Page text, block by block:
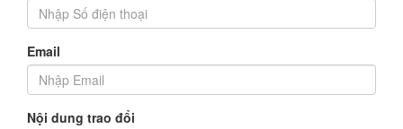
Email
Nội dung trao đổi